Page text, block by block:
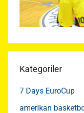
Kategoriler
7 Days EuroCup
amerikan